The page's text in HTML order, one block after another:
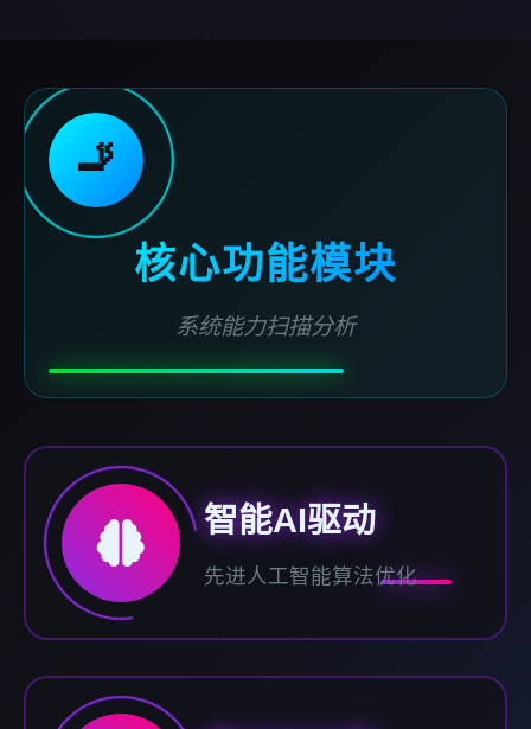
🚬
核心功能模块
系统能力扫描分析
智能AI驱动
先进人工智能算法优化